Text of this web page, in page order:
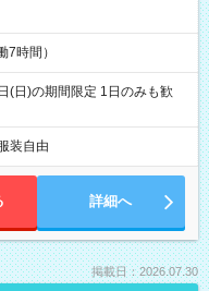
時間）
(日)の期間限定 1日のみも歓
装自由
詳細へ
掲載日：2026.07.30